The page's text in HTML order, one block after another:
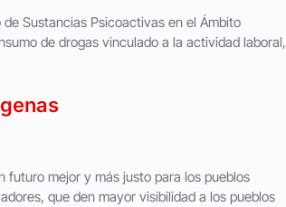
Sustancias Psicoactivas en el Ámbito
de drogas vinculado a la actividad laboral,
futuro mejor y más justo para los pueblos
que den mayor visibilidad a los pueblos